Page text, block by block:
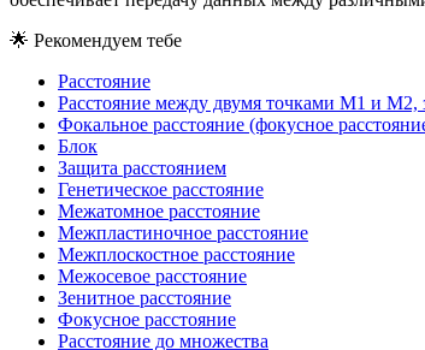
🌟 Рекомендуем тебе
Расстояние
Расстояние между двумя точками M1 и
Фокальное расстояние (фокусное
Блок
Защита расстоянием
Генетическое расстояние
Межатомное расстояние
Межпластиночное расстояние
Межплоскостное расстояние
Межосевое расстояние
Зенитное расстояние
Фокусное расстояние
Расстояние до множества